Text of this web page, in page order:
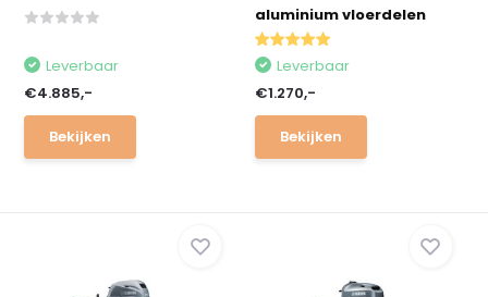
Leverbaar
€4.885,-
Bekijken
aluminium vloerdelen
Leverbaar
€1.270,-
Bekijken